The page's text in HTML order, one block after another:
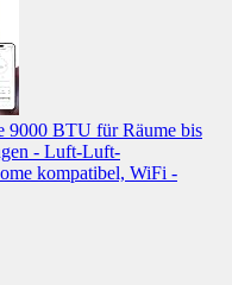
BTU für Räume bis
- Luft-Luft-
kompatibel, WiFi -